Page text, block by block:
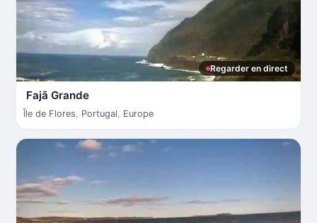
Regarder en direct
Fajã Grande
Île de Flores, Portugal, Europe